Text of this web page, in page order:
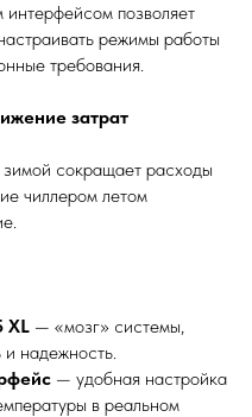
интерфейсом позволяет
режимы работы
требования.
затрат
сокращает расходы
чиллером летом
XL — «мозг» системы,
надежность.
— удобная настройка
в реальном